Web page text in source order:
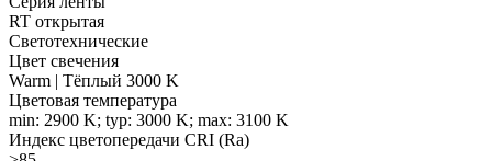
RT открытая
Светотехнические
Цвет свечения
Warm | Тёплый 3000 K
Цветовая температура
min: 2900 K; typ: 3000 K; max: 3100 K
Индекс цветопередачи CRI (Ra)